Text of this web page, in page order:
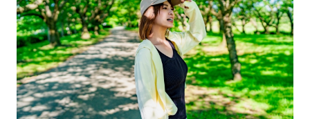
アクセス